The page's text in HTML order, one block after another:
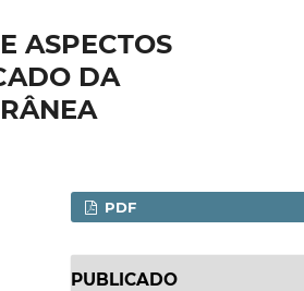
ASPECTOS
DA
PDF
PUBLICADO